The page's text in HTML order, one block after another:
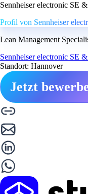
Sennheiser electronic SE
Profil von Sennheiser
Lean Management
Sennheiser electronic SE
Standort: Hannover
Jetzt